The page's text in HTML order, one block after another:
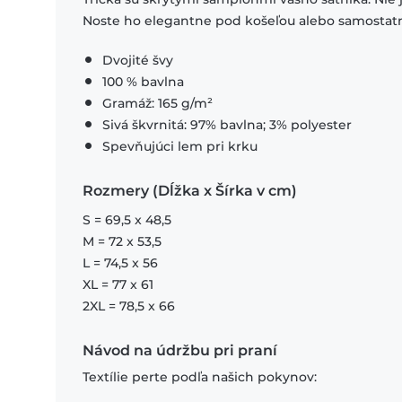
Noste ho elegantne pod košeľou alebo
Dvojité švy
100 % bavlna
Gramáž: 165 g/m²
Sivá škvrnitá: 97% bavlna; 3% polyester
Spevňujúci lem pri krku
Rozmery (Dĺžka x Šírka v cm)
S = 69,5 x 48,5
M = 72 x 53,5
L = 74,5 x 56
XL = 77 x 61
2XL = 78,5 x 66
Návod na údržbu pri praní
Textílie perte podľa našich pokynov: